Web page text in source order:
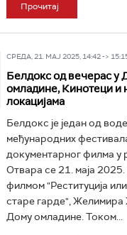
Прочитај
СРЕДА, 21. МАЈ 2025, 14:42 ->
Белдокс од вечерас у
омладине, Кинотеци и
локацијама
Белдокс је један од
међународних
документарног филма у
Отвара се 21. маја
филмом "Реституција
старе гарде", Желимира
Дому омладине. Током...